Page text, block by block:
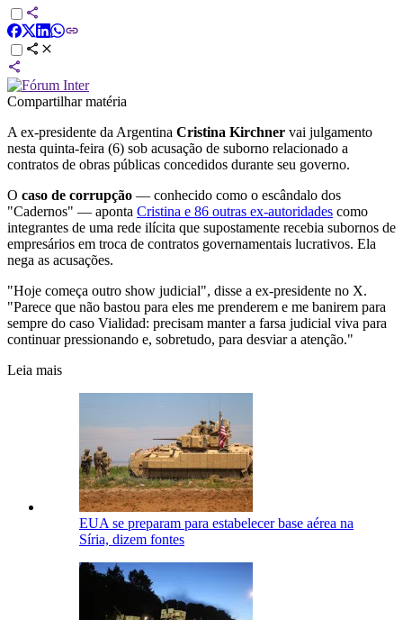
Compartilhar matéria
A ex-presidente da Argentina Cristina Kirchner vai julgamento
nesta quinta-feira (6) sob acusação de suborno relacionado a
contratos de obras públicas concedidos durante seu governo.
O caso de corrupção — conhecido como o escândalo dos
"Cadernos" — aponta Cristina e 86 outras ex-autoridades como
integrantes de uma rede ilícita que supostamente recebia subornos de
empresários em troca de contratos governamentais lucrativos. Ela
nega as acusações.
"Hoje começa outro show judicial", disse a ex-presidente no X.
"Parece que não bastou para eles me prenderem e me banirem para
sempre do caso Vialidad: precisam manter a farsa judicial viva para
continuar pressionando e, sobretudo, para desviar a atenção."
Leia mais
EUA se preparam para estabelecer base aérea na
Síria, dizem fontes